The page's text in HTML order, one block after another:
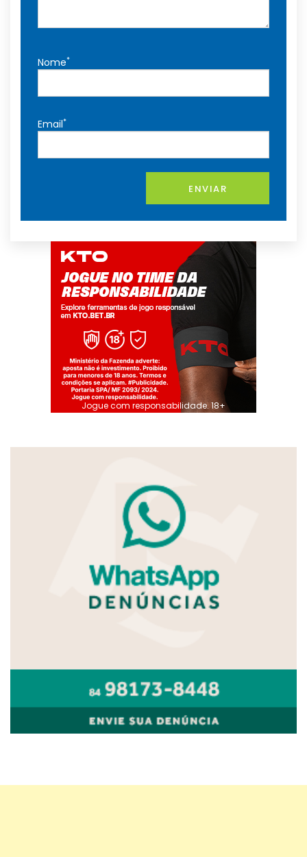
Nome*
Email*
ENVIAR
Jogue com responsabilidade. 18+